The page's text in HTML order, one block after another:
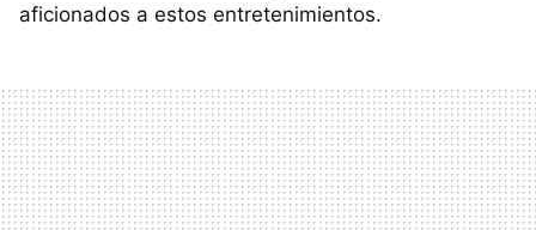
aficionados a estos entretenimientos.